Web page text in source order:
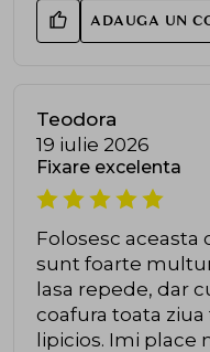
ADAUGA UN
Teodora
19 iulie 2026
Fixare excelenta
Folosesc aceasta
sunt foarte
lasa repede, dar
coafura toata ziua
lipicios. Imi place